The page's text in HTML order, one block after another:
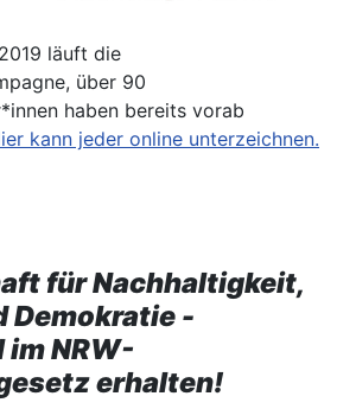
läuft die
über 90
haben bereits vorab
kann jeder online unterzeichnen.
für Nachhaltigkeit,
Demokratie -
NRW-
erhalten!